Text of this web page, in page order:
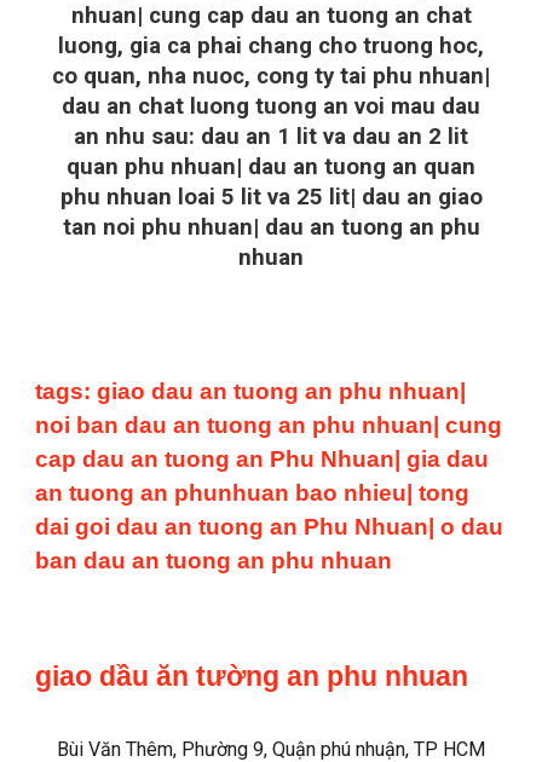
nhuan| cung cap dau an tuong an chat
luong, gia ca phai chang cho truong hoc,
co quan, nha nuoc, cong ty tai phu nhuan|
dau an chat luong tuong an voi mau dau
an nhu sau: dau an 1 lit va dau an 2 lit
quan phu nhuan| dau an tuong an quan
phu nhuan loai 5 lit va 25 lit| dau an giao
tan noi phu nhuan| dau an tuong an phu
nhuan
tags: giao dau an tuong an phu nhuan|
noi ban dau an tuong an phu nhuan| cung
cap dau an tuong an Phu Nhuan| gia dau
an tuong an phunhuan bao nhieu| tong
dai goi dau an tuong an Phu Nhuan| o dau
ban dau an tuong an phu nhuan
giao dầu ăn tường an phu nhuan
Bùi Văn Thêm, Phường 9, Quận phú nhuận, TP HCM